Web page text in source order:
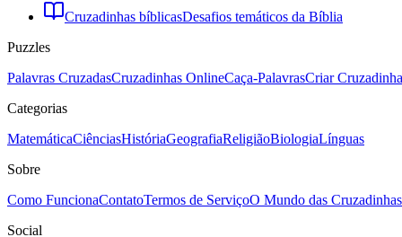
Cruzadinhas bíblicasDesafios temáticos da Bíblia
Puzzles
Palavras CruzadasCruzadinhas OnlineCaça-PalavrasCriar Cruzadinha
Categorias
MatemáticaCiênciasHistóriaGeografiaReligiãoBiologiaLínguas
Sobre
Como FuncionaContatoTermos de ServiçoO Mundo das Cruzadinhas
Social